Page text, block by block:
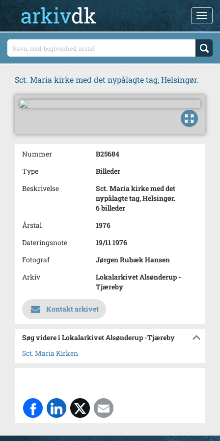
Sct. Maria kirke med det nypålagte tag, Helsingør.
Nummer
B25684
Type
Billeder
Beskrivelse
Sct. Maria kirke med det
nypålagte tag, Helsingør.
6 billeder
Årstal
1976
Dateringsnote
19/11 1976
Fotograf
Jørgen Rubæk Hansen
Arkiv
Lokalarkivet Alsønderup -
Tjæreby
Kontakt arkivet
Søg videre i Lokalarkivet Alsønderup -Tjæreby
Sct. Maria Kirken